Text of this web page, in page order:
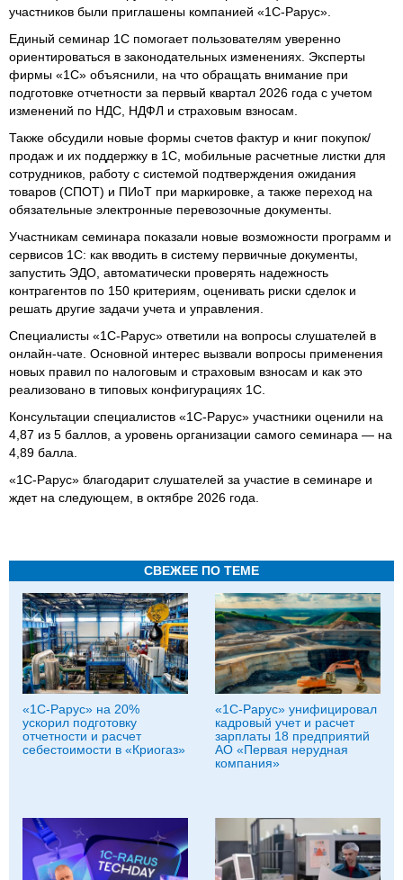
участников были приглашены компанией «1С-Рарус».
Единый семинар 1С помогает пользователям уверенно
ориентироваться в законодательных изменениях. Эксперты
фирмы «1С» объяснили, на что обращать внимание при
подготовке отчетности за первый квартал 2026 года с учетом
изменений по НДС, НДФЛ и страховым взносам.
Также обсудили новые формы счетов фактур и книг покупок/
продаж и их поддержку в 1С, мобильные расчетные листки для
сотрудников, работу с системой подтверждения ожидания
товаров (СПОТ) и ПИоТ при маркировке, а также переход на
обязательные электронные перевозочные документы.
Участникам семинара показали новые возможности программ и
сервисов 1С: как вводить в систему первичные документы,
запустить ЭДО, автоматически проверять надежность
контрагентов по 150 критериям, оценивать риски сделок и
решать другие задачи учета и управления.
Специалисты «1С-Рарус» ответили на вопросы слушателей в
онлайн-чате. Основной интерес вызвали вопросы применения
новых правил по налоговым и страховым взносам и как это
реализовано в типовых конфигурациях 1С.
Консультации специалистов «1С-Рарус» участники оценили на
4,87 из 5 баллов, а уровень организации самого семинара — на
4,89 балла.
«1С-Рарус» благодарит слушателей за участие в семинаре и
ждет на следующем, в октябре 2026 года.
СВЕЖЕЕ ПО ТЕМЕ
«1С-Рарус» на 20%
ускорил подготовку
отчетности и расчет
себестоимости в «Криогаз»
«1С-Рарус» унифицировал
кадровый учет и расчет
зарплаты 18 предприятий
АО «Первая нерудная
компания»